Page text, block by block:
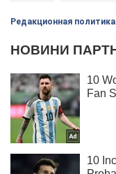
Редакционная политика